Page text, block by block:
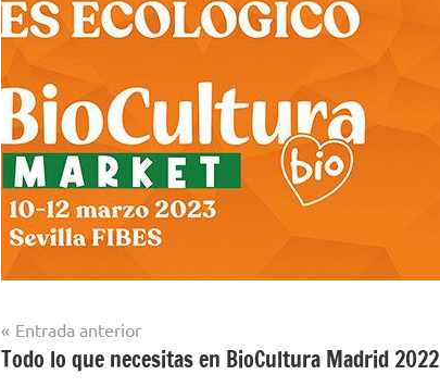
Navegación
de
Entrada anterior
Todo lo que necesitas en BioCultura Madrid 2022